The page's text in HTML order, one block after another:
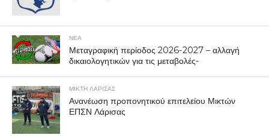
ΝΕΑ
Μεταγραφική περίοδος 2026-2027 – αλλαγή
δικαιολογητικών για τις μεταβολές-
ΜΙΚΤΗ ΛΑΡΙΣΑΣ
Ανανέωση προπονητικού επιτελείου Μικτών
ΕΠΣΝ Λάρισας